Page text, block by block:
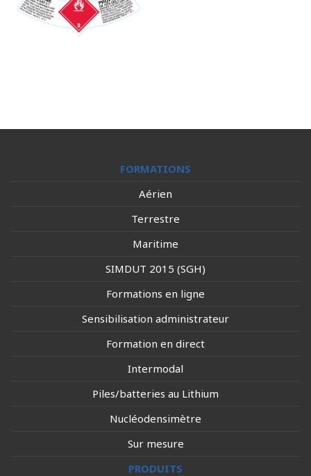
FORMATIONS
Aérien
Terrestre
Maritime
SIMDUT 2015 (SGH)
Formations en ligne
Sensibilisation administrateur
Formation en direct
Intermodal
Piles/batteries au Lithium
Nucléodensimètre
Sur mesure
PRODUITS